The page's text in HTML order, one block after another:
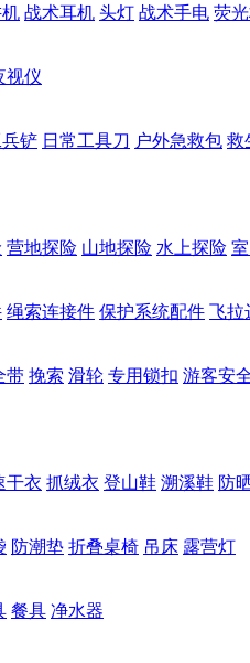
战术耳机 头灯 战术手电 荧
视仪
铲 日常工具刀 户外急救包 救
营地探险 山地探险 水上探险
绳索连接件 保护系统配件 飞拉
带 挽索 滑轮 专用锁扣 游客安
干衣 抓绒衣 登山鞋 溯溪鞋 防
防潮垫 折叠桌椅 吊床 露营灯
餐具 净水器